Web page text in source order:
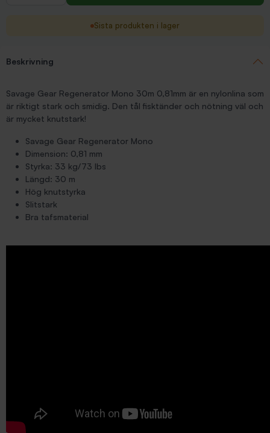
Sista produkten i lager
Beskrivning
Savage Gear Regenerator Mono 30m 0,81mm är en nylonlina som
är riktigt stark och smidig. Den tål fisktänder och nötning väl och
är mycket knutstark!
Savage Gear Regenerator Mono
Dimension: 0,81 mm
Styrka: 33 kg/73 lbs
Längd: 30 m
Hög knutstyrka
Slitstark
Bra tafsmaterial